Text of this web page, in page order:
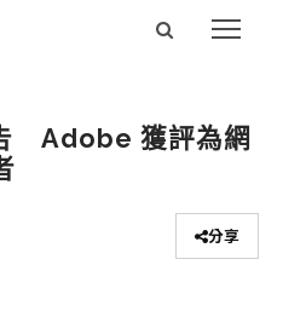
Adobe 獲評為網
分享